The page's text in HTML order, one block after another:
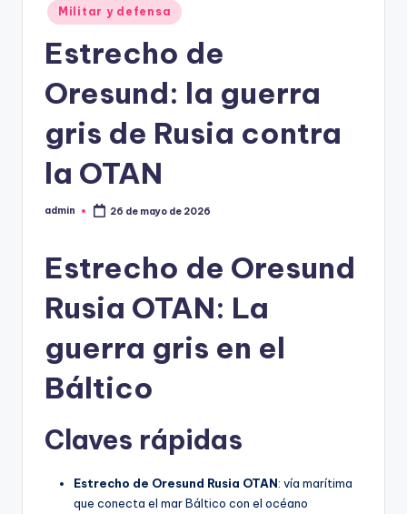
Militar y defensa
Estrecho de
Oresund: la guerra
gris de Rusia contra
la OTAN
Publicado
admin 26 de mayo de 2026
Estrecho de Oresund
Rusia OTAN: La
guerra gris en el
Báltico
Claves rápidas
Estrecho de Oresund Rusia OTAN: vía marítima
que conecta el mar Báltico con el océano